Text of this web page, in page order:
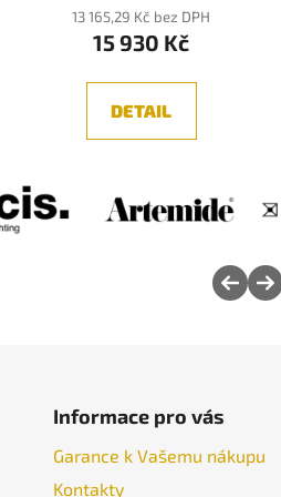
13 165,29 Kč bez DPH
15 930 Kč
DETAIL
Informace pro vás
Garance k Vašemu nákupu
Kontakty